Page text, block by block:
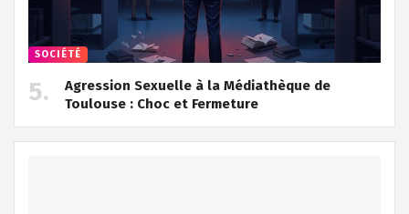
SOCIÉTÉ
Agression Sexuelle à la Médiathèque de
Toulouse : Choc et Fermeture